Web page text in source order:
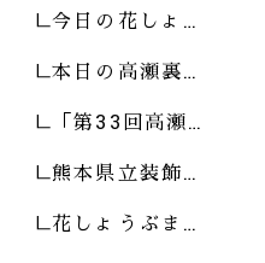
今日の花しょ…
本日の高瀬裏…
「第33回高瀬…
熊本県立装飾…
花しょうぶま…